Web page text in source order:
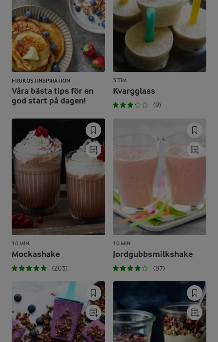
FRUKOSTINSPIRATION
Våra bästa tips för en
god start på dagen!
3 TIM
Kvargglass
(9)
10 MIN
Mockashake
(203)
10 MIN
Jordgubbsmilkshake
(87)